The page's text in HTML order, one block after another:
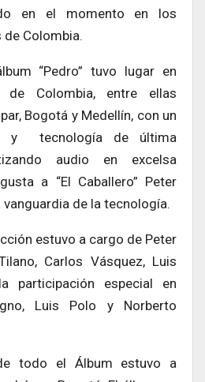
en el momento en los
Colombia.
“Pedro” tuvo lugar en
de Colombia, entre ellas
Bogotá y Medellín, con un
y tecnología de última
audio en excelsa
a “El Caballero” Peter
de la tecnología.
estuvo a cargo de Peter
Carlos Vásquez, Luis
participación especial en
Luis Polo y Norberto
todo el Álbum estuvo a